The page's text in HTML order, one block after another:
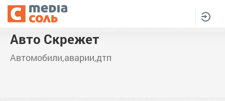
Авто Скрежет
Автомобили,аварии,дтп